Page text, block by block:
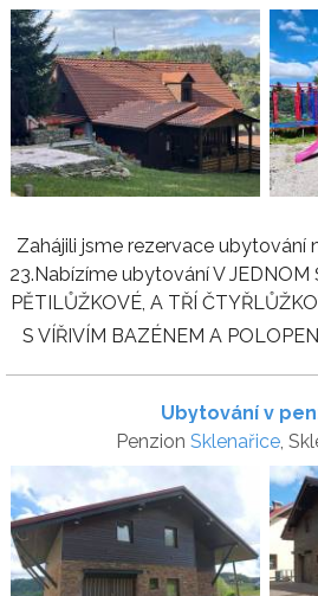
Zahájili jsme rezervace ubytování
23.Nabízíme ubytování V JEDNOM
PĚTILŮŽKOVÉ, A TŘÍ
S VÍŘIVÍM BAZÉNEM A
Ubytování v
Penzion Sklenařice,